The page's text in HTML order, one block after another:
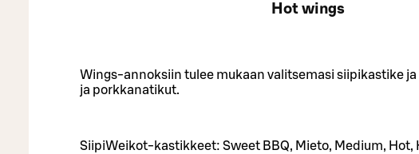
Hot wings
Wings-annoksiin tulee mukaan valitsemasi siipikastike
ja porkkanatikut.
SiipiWeikot-kastikkeet: Sweet BBQ, Mieto, Medium, Hot,